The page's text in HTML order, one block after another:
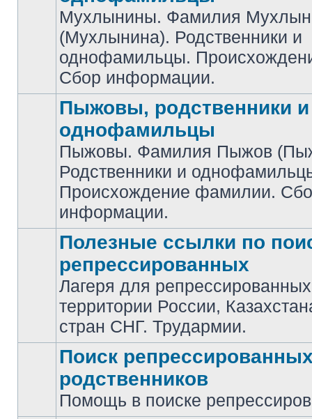
Нет
непрочитанных
сообщений
Мухлынины. Фамилия
(Мухлынина). Родственники и
однофамильцы.
Сбор информации.
Нет
непрочитанных
сообщений
Пыжовы, родственники и
однофамильцы
Пыжовы. Фамилия Пыжов
Родственники и
Происхождение фамилии.
информации.
непрочитанных
сообщений
Полезные ссылки по
репрессированных
Лагеря для
территории России,
стран СНГ. Трудармии.
Нет
непрочитанных
сообщений
Поиск
родственников
Помощь в поиске